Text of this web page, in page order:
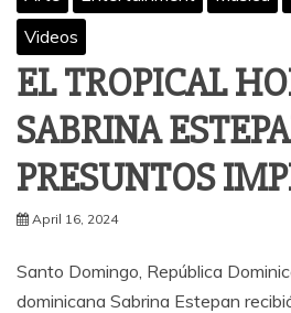
Videos
EL TROPICAL
SABRINA
PRESUNTOS
April 16, 2024
Santo Domingo, República
dominicana Sabrina Estepan